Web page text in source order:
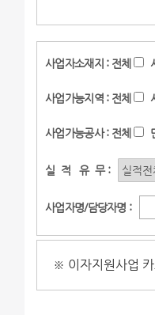
사업자소재지 : 전체
사업가능지역 : 전체
사업가능공사 : 전체
실 적 유 무 :
사업자명/담당자명 :
※ 이자지원사업